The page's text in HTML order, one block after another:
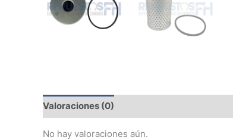
Valoraciones (0)
No hay valoraciones aún.